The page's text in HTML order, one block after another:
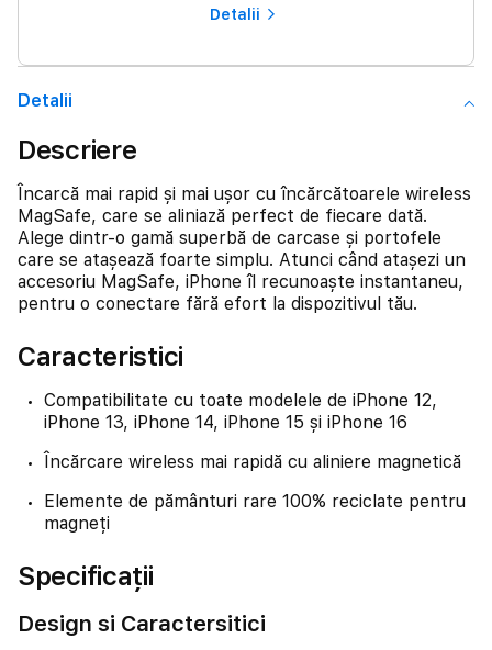
Detalii
Detalii
Descriere
Încarcă mai rapid și mai ușor cu încărcătoarele wireless
MagSafe, care se aliniază perfect de fiecare dată.
Alege dintr-o gamă superbă de carcase și portofele
care se atașează foarte simplu. Atunci când atașezi un
accesoriu MagSafe, iPhone îl recunoaște instantaneu,
pentru o conectare fără efort la dispozitivul tău.
Caracteristici
Compatibilitate cu toate modelele de iPhone 12,
iPhone 13, iPhone 14, iPhone 15 și iPhone 16
Încărcare wireless mai rapidă cu aliniere magnetică
Elemente de pământuri rare 100% reciclate pentru
magneți
Specificații
Design si Caractersitici